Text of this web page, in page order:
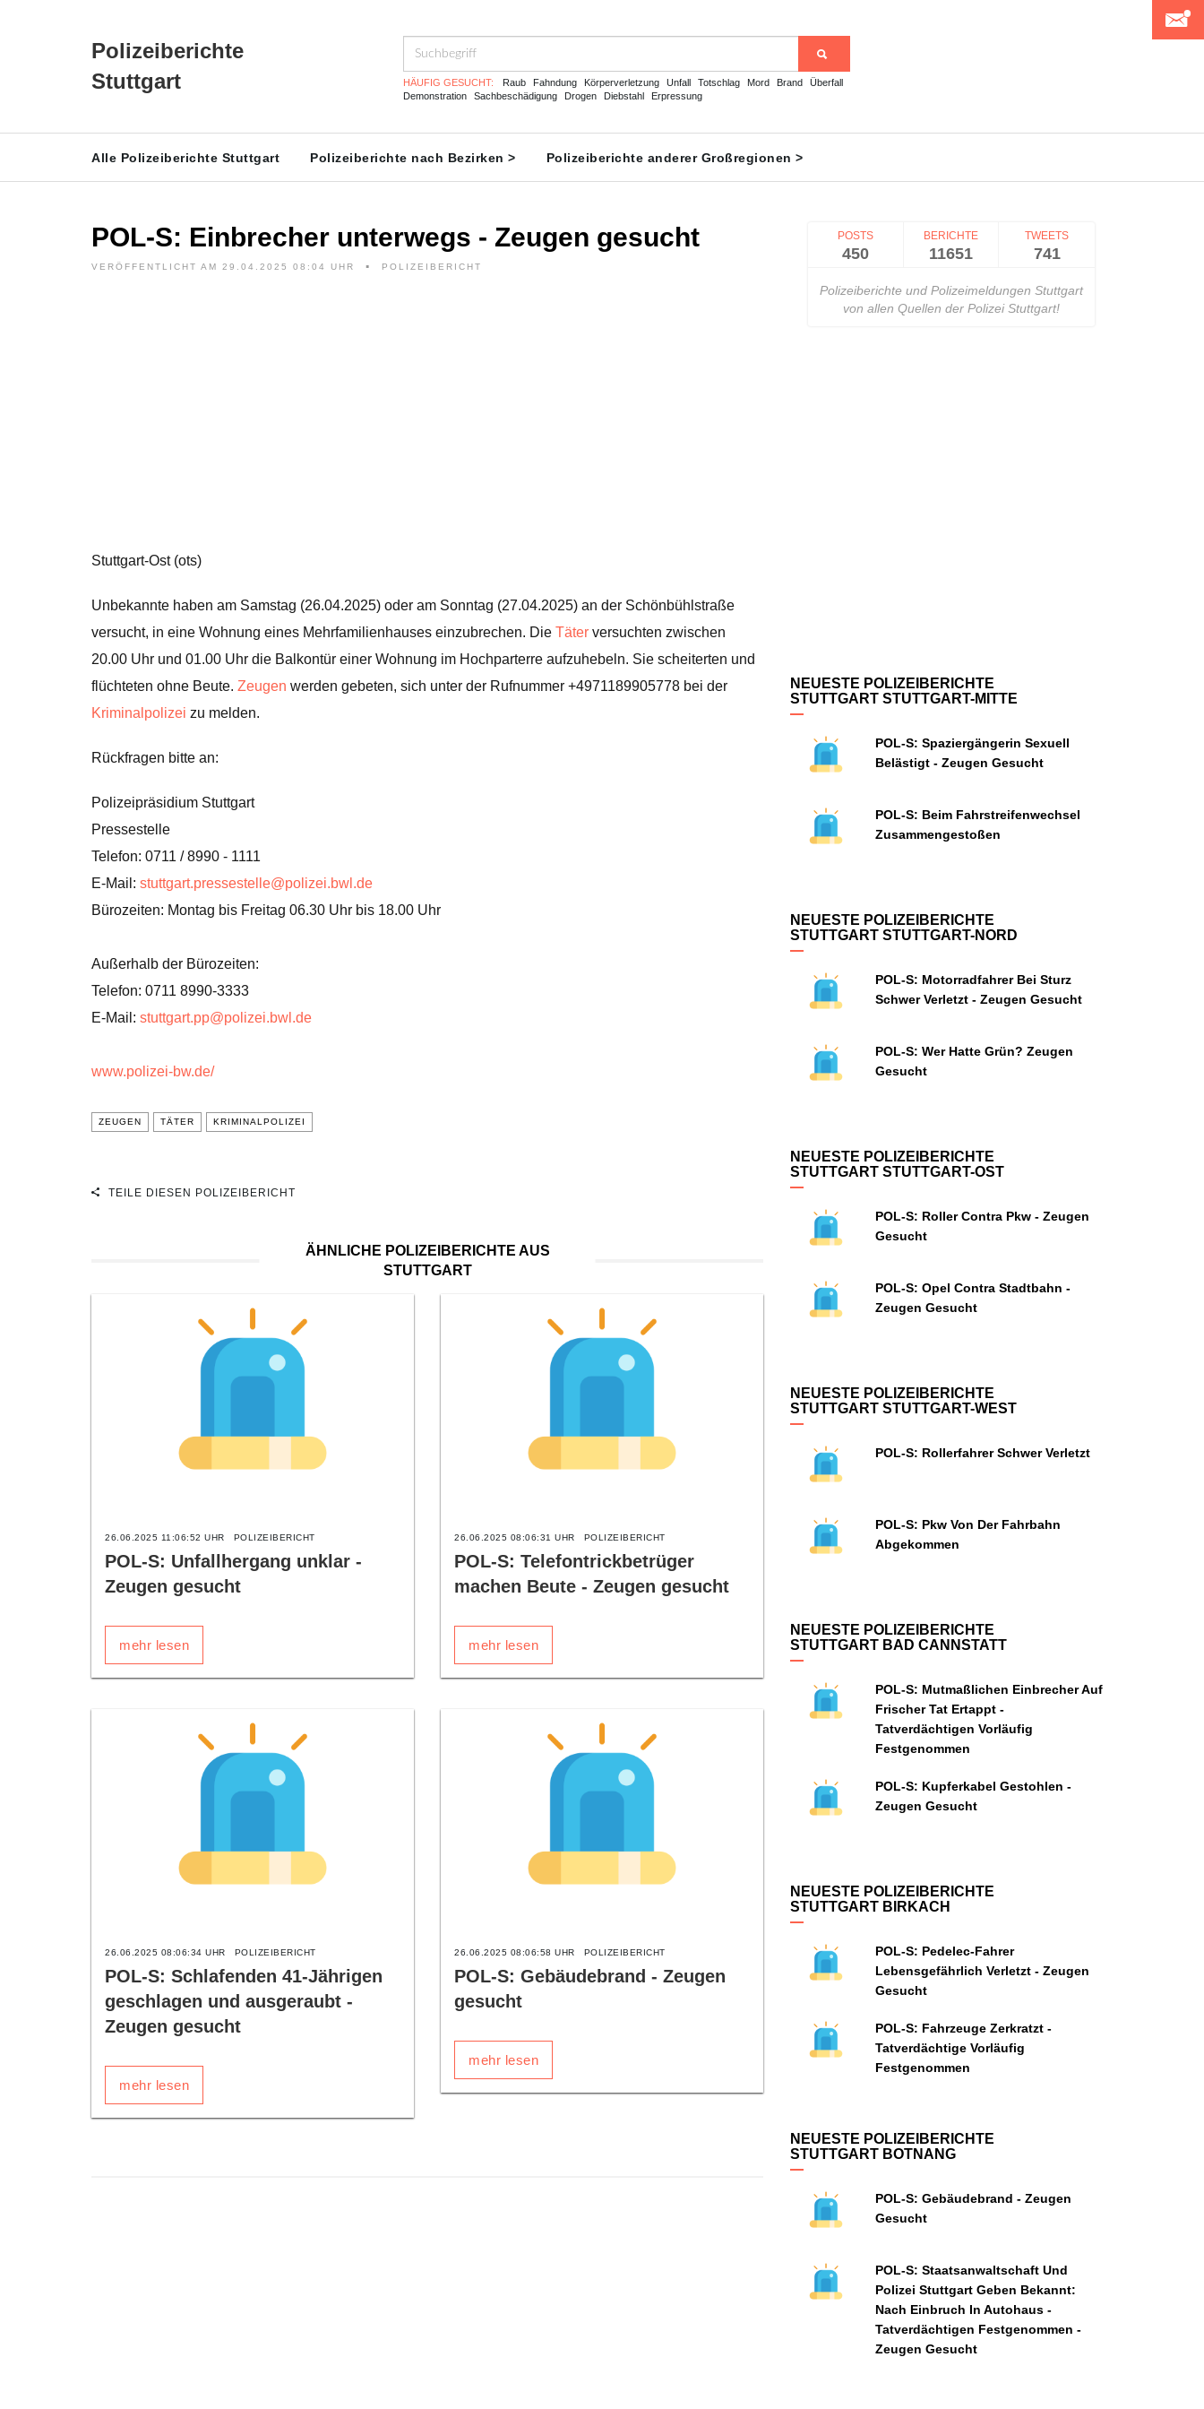
Polizeiberichte
Stuttgart
HÄUFIG GESUCHT: Raub Fahndung Körperverletzung Unfall Totschlag Mord Brand
Überfall
Demonstration
Sachbeschädigung Drogen Diebstahl Erpressung
Alle Polizeiberichte Stuttgart Polizeiberichte nach Bezirken > Polizeiberichte anderer Großregionen >
POL-S: Einbrecher unterwegs - Zeugen gesucht
VERÖFFENTLICHT AM 29.04.2025 08:04 UHR POLIZEIBERICHT
Stuttgart-Ost (ots)
Unbekannte haben am Samstag (26.04.2025) oder am Sonntag (27.04.2025) an der Schönbühlstraße
versucht, in eine Wohnung eines Mehrfamilienhauses einzubrechen. Die Täter versuchten zwischen
20.00 Uhr und 01.00 Uhr die Balkontür einer Wohnung im Hochparterre aufzuhebeln. Sie scheiterten und
flüchteten ohne Beute. Zeugen werden gebeten, sich unter der Rufnummer +4971189905778 bei der
Kriminalpolizei zu melden.
Rückfragen bitte an:
Polizeipräsidium Stuttgart
Pressestelle
Telefon: 0711 / 8990 - 1111
E-Mail: stuttgart.pressestelle@polizei.bwl.de
Bürozeiten: Montag bis Freitag 06.30 Uhr bis 18.00 Uhr
Außerhalb der Bürozeiten:
Telefon: 0711 8990-3333
E-Mail: stuttgart.pp@polizei.bwl.de
www.polizei-bw.de/
ZEUGEN TÄTER KRIMINALPOLIZEI
TEILE DIESEN POLIZEIBERICHT
ÄHNLICHE POLIZEIBERICHTE AUS
STUTTGART
26.06.2025 11:06:52 UHR POLIZEIBERICHT
POL-S: Unfallhergang unklar -
Zeugen gesucht
mehr lesen
26.06.2025 08:06:31 UHR POLIZEIBERICHT
POL-S: Telefontrickbetrüger
machen Beute - Zeugen gesucht
mehr lesen
26.06.2025 08:06:34 UHR POLIZEIBERICHT
POL-S: Schlafenden 41-Jährigen
geschlagen und ausgeraubt -
Zeugen gesucht
mehr lesen
26.06.2025 08:06:58 UHR POLIZEIBERICHT
POL-S: Gebäudebrand - Zeugen
gesucht
mehr lesen
POSTS
450
BERICHTE
11651
TWEETS
741
Polizeiberichte und Polizeimeldungen Stuttgart
von allen Quellen der Polizei Stuttgart!
NEUESTE POLIZEIBERICHTE
STUTTGART STUTTGART-MITTE
POL-S: Spaziergängerin Sexuell
Belästigt - Zeugen Gesucht
POL-S: Beim Fahrstreifenwechsel
Zusammengestoßen
NEUESTE POLIZEIBERICHTE
STUTTGART STUTTGART-NORD
POL-S: Motorradfahrer Bei Sturz
Schwer Verletzt - Zeugen Gesucht
POL-S: Wer Hatte Grün? Zeugen
Gesucht
NEUESTE POLIZEIBERICHTE
STUTTGART STUTTGART-OST
POL-S: Roller Contra Pkw - Zeugen
Gesucht
POL-S: Opel Contra Stadtbahn -
Zeugen Gesucht
NEUESTE POLIZEIBERICHTE
STUTTGART STUTTGART-WEST
POL-S: Rollerfahrer Schwer Verletzt
POL-S: Pkw Von Der Fahrbahn
Abgekommen
NEUESTE POLIZEIBERICHTE
STUTTGART BAD CANNSTATT
POL-S: Mutmaßlichen Einbrecher Auf
Frischer Tat Ertappt -
Tatverdächtigen Vorläufig
Festgenommen
POL-S: Kupferkabel Gestohlen -
Zeugen Gesucht
NEUESTE POLIZEIBERICHTE
STUTTGART BIRKACH
POL-S: Pedelec-Fahrer
Lebensgefährlich Verletzt - Zeugen
Gesucht
POL-S: Fahrzeuge Zerkratzt -
Tatverdächtige Vorläufig
Festgenommen
NEUESTE POLIZEIBERICHTE
STUTTGART BOTNANG
POL-S: Gebäudebrand - Zeugen
Gesucht
POL-S: Staatsanwaltschaft Und
Polizei Stuttgart Geben Bekannt:
Nach Einbruch In Autohaus -
Tatverdächtigen Festgenommen -
Zeugen Gesucht